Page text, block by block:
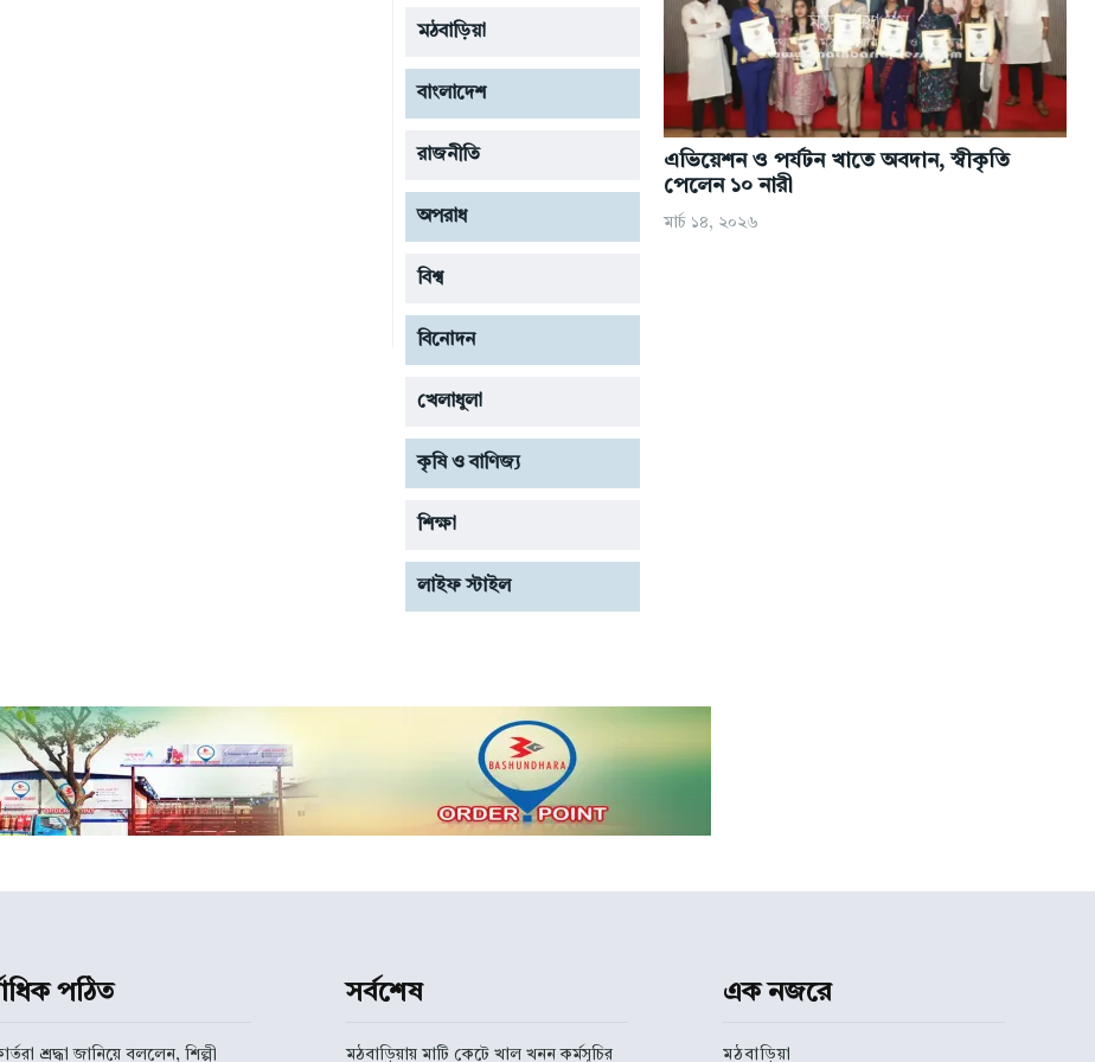
উপদেষ্টাঃ রহমত উল্লাহ রায়হান
কারিগরি তত্ত্বাবধান: আল রেজা রায়হান
উপদেষ্টাঃ রহমত উল্লাহ রায়হান
কারিগরি তত্ত্বাবধান: আল রেজা রায়হান
মঠবাড়িয়া
বাংলাদেশ
রাজনীতি
অপরাধ
বিশ্ব
বিনোদন
খেলাধুলা
কৃষি ও বাণিজ্য
শিক্ষা
লাইফ স্টাইল
এভিয়েশন ও পর্যটন খাতে অবদান, স্বীকৃতি
পেলেন ১০ নারী
মার্চ ১৪, ২০২৬
পঠিত
শ্রদ্ধা জানিয়ে বললেন, শিল্পী
সর্বশেষ
মঠবাড়িয়ায় মাটি কেটে খাল খনন কর্মসূচির
এক নজরে
মঠবাড়িয়া